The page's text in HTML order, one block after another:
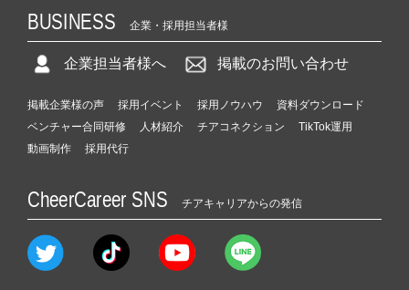
BUSINESS 企業・採用担当者様
企業担当者様へ 掲載のお問い合わせ
掲載企業様の声 採用イベント 採用ノウハウ
資料ダウンロード
ベンチャー合同研修
人材紹介 チアコネクション
TikTok運用
動画制作
採用代行
CheerCareer SNS チアキャリアからの発信